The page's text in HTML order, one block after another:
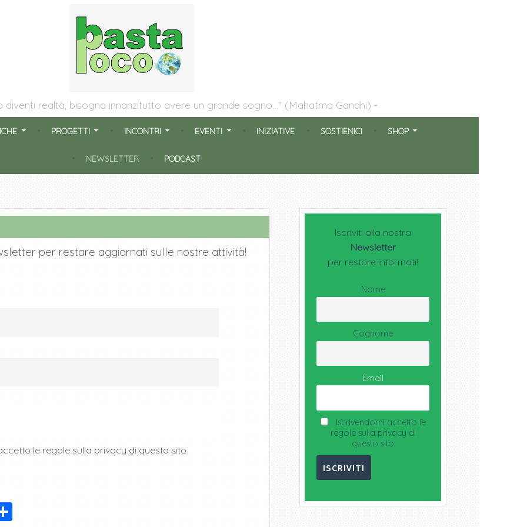
diventi realtà, bisogna innanzitutto avere un grande sogno…" (Mahatma Gandhi)
PROGETTI INCONTRI EVENTI INIZIATIVE SOSTIENICI SHOP
NEWSLETTER PODCAST
per restare aggiornati sulle nostre attività!
le regole sulla privacy di questo sito
Iscriviti alla nostra
Newsletter
per restare informati!
Nome
Cognome
Email
Iscrivendomi accetto le
regole sulla privacy di
questo sito